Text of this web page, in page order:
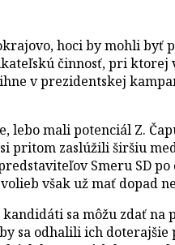
hoci by mohli
činnosť, pri ktorej
v prezidentskej
mali potenciál Z.
zaslúžili širšiu
Smeru SD
však už mať dopad
sa môžu zdať
sa odhalili ich